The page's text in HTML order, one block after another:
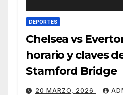
DEPORTES
Chelsea vs
horario y claves
Stamford Bridge
20 MARZO, 2026